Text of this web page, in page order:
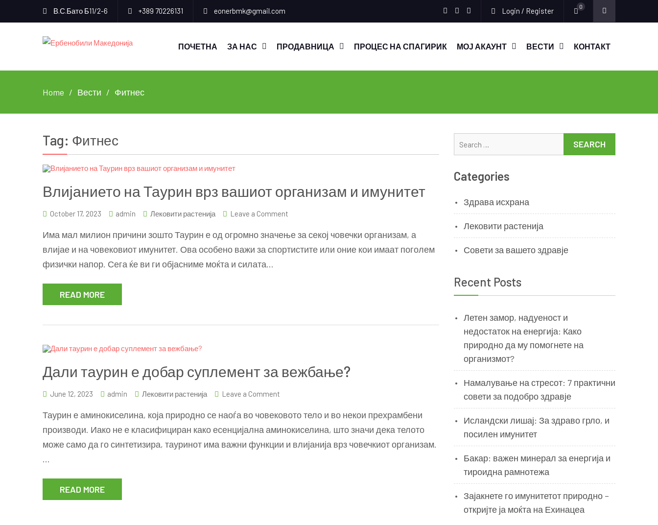
В.С.Бато Б11/2-6 +389 70226131 eonerbmk@gmail.com Login / Register 0
ПОЧЕТНА ЗА НАС ПРОДАВНИЦА ПРОЦЕС НА СПАГИРИК МОЈ АКАУНТ ВЕСТИ КОНТАКТ
Home Вести Фитнес
Tag: Фитнес
Влијанието на Таурин врз вашиот организам и имунитет
October 17, 2023 admin Лековити растенија Leave a Comment
на
Таурин
Има мал милион причини зошто Таурин е од огромно значење за секој човечки организам, а
влијае и на човековиот имунитет. Ова особено важи за спортистите или оние кои имаат поголем
физички напор. Сега ќе ви ги објасниме моќта и силата…
READ MORE
Дали таурин е добар суплемент за вежбање?
June 12, 2023 admin Лековити растенија Leave a Comment
таурин
е
добар
Таурин е аминокиселина, која природно се наоѓа во човековото тело и во некои прехрамбени
производи. Иако не е класифициран како есенцијална аминокиселина, што значи дека телото
може само да го синтетизира, тауринот има важни функции и влијанија врз човечкиот организам.
…
READ MORE
Categories
Здрава исхрана
Лековити растенија
Совети за вашето здравје
Recent Posts
Летен замор, надуеност и
недостаток на енергија: Како
природно да му помогнете на
организмот?
Намалување на стресот: 7 практични
совети за подобро здравје
Исландски лишај: За здраво грло, и
посилен имунитет
Бакар: важен минерал за енергија и
тироидна рамнотежа
Зајакнете го имунитетот природно –
откријте ја моќта на Ехинацеа